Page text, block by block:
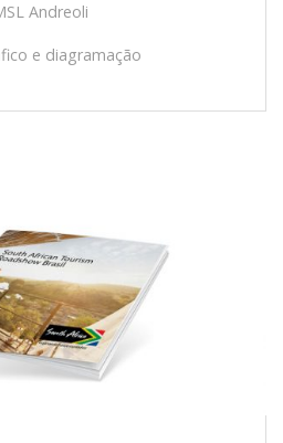
Andreoli
e diagramação